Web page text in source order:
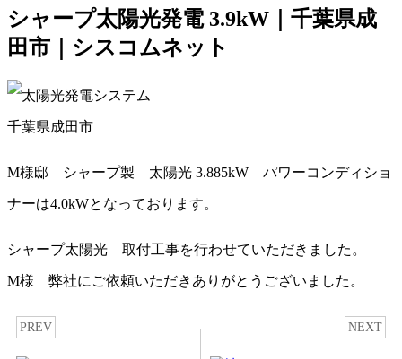
シャープ太陽光発電 3.9kW｜千葉県成
田市｜シスコムネット
千葉県成田市
M様邸 シャープ製 太陽光 3.885kW パワーコンディショ
ナーは4.0kWとなっております。
シャープ太陽光 取付工事を行わせていただきました。
M様 弊社にご依頼いただきありがとうございました。
PREV NEXT